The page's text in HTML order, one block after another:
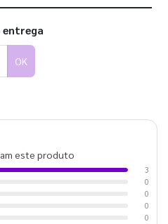
entrega
OK
este produto
3
0
0
0
0